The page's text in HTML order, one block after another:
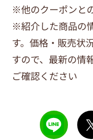
※他のクーポンと
※紹介した商品の
す。価格・販売状
すので、最新の情
ご確認ください